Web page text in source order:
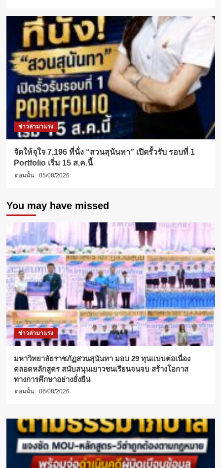
ข่าวล่ามาแรง
จัดให้จุใจ 7,196 ที่นั่ง “สวนสุนันทา” เปิดรั้วรับ รอบที่ 1
Portfolio เริ่ม 15 ส.ค.นี้
ตอนนั้น 05/08/2026
You may have missed
ข่าวล่ามาแรง
มหาวิทยาลัยราชภัฏสวนสุนันทา มอบ 29 ทุนแบบต่อเนื่อง
ตลอดหลักสูตร สนับสนุนเยาวชนเรียนจนจบ สร้างโอกาส
ทางการศึกษาอย่างยั่งยืน
ตอนนั้น 06/08/2026